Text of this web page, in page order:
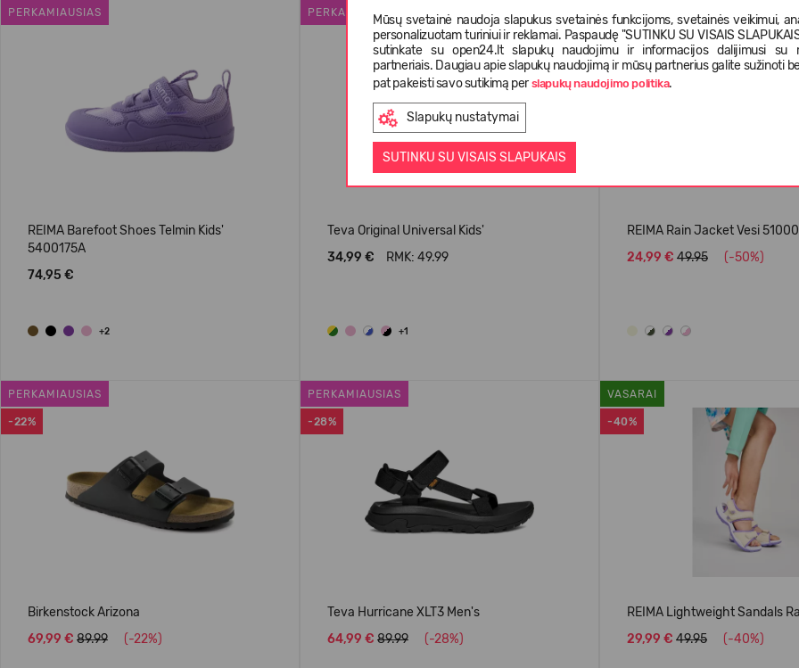
Mūsų svetainė naudoja slapukus svetainės funkcijoms, svetainės veikimui,
personalizuotam turiniui ir reklamai. Paspaudę "SUTINKU SU VISAIS
sutinkate su open24.lt slapukų naudojimu ir informacijos dalijimusi su
partneriais. Daugiau apie slapukų naudojimą ir mūsų partnerius galite sužinoti
pat pakeisti savo sutikimą per slapukų naudojimo politika.
Slapukų nustatymai
SUTINKU SU VISAIS SLAPUKAIS
PERKAMIAUSIAS
REIMA Barefoot Shoes Telmin Kids'
5400175A
74,95 €
+2
PERKAMIAUSIAS
Teva Original Universal Kids'
34,99 €
RMK: 49.99
+1
-50%
PERKAMIAUSIAS
REIMA Rain Jacket Vesi
24,99 € 49.95 (-50%)
-22%
PERKAMIAUSIAS
Birkenstock Arizona
69,99 € 89.99 (-22%)
-28%
PERKAMIAUSIAS
Teva Hurricane XLT3 Men's
64,99 € 89.99 (-28%)
-40%
VASARAI
REIMA Lightweight Sandals
29,99 € 49.95 (-40%)